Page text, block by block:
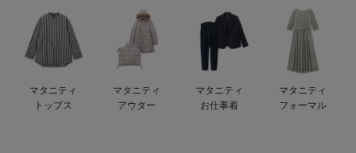
ファルスカ
デロンギ
マタニティ
トップス
マタニティ
アウター
マタニティ
お仕事着
マタニティ
フォーマル